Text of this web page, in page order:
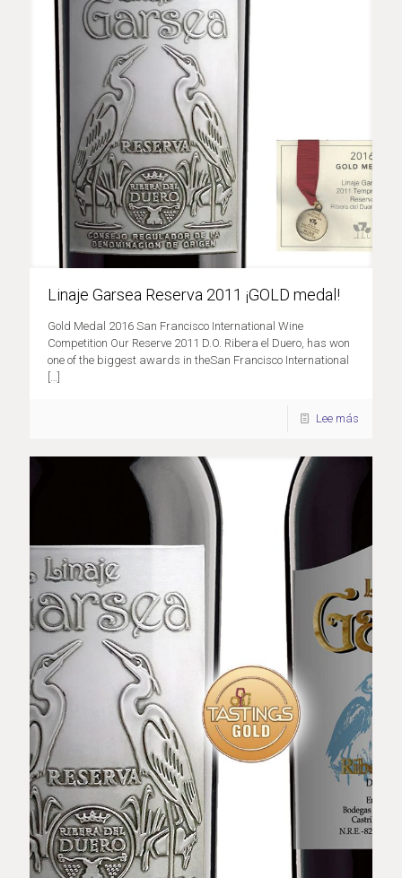
Linaje Garsea Reserva 2011 ¡GOLD medal!
Gold Medal 2016 San Francisco International Wine
Competition Our Reserve 2011 D.O. Ribera el Duero, has won
one of the biggest awards in theSan Francisco International
[…]
Lee más